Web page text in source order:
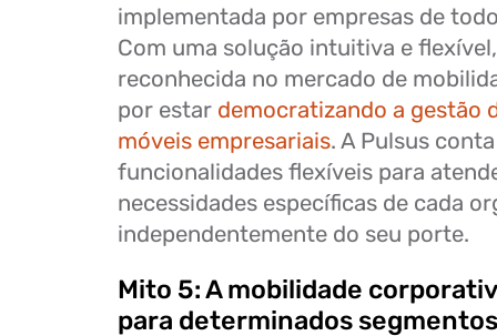
implementada por empresas de
Com uma solução intuitiva e
reconhecida no mercado de
por estar democratizando a gestão
móveis empresariais. A Pulsus
funcionalidades flexíveis para
necessidades específicas de cada
independentemente do seu porte.
Mito 5: A mobilidade
para determinados segmentos